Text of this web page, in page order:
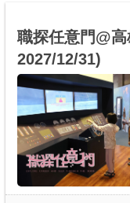
職探任意門@
2027/12/31)